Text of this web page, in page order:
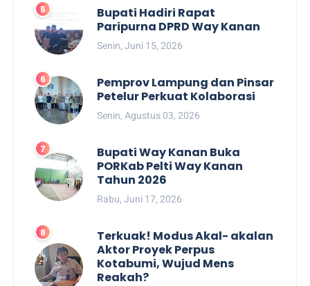
Bupati Hadiri Rapat
Paripurna DPRD Way Kanan
Senin, Juni 15, 2026
Pemprov Lampung dan Pinsar
Petelur Perkuat Kolaborasi
Senin, Agustus 03, 2026
Bupati Way Kanan Buka
PORKab Pelti Way Kanan
Tahun 2026
Rabu, Juni 17, 2026
Terkuak! Modus Akal- akalan
Aktor Proyek Perpus
Kotabumi, Wujud Mens
Reakah?